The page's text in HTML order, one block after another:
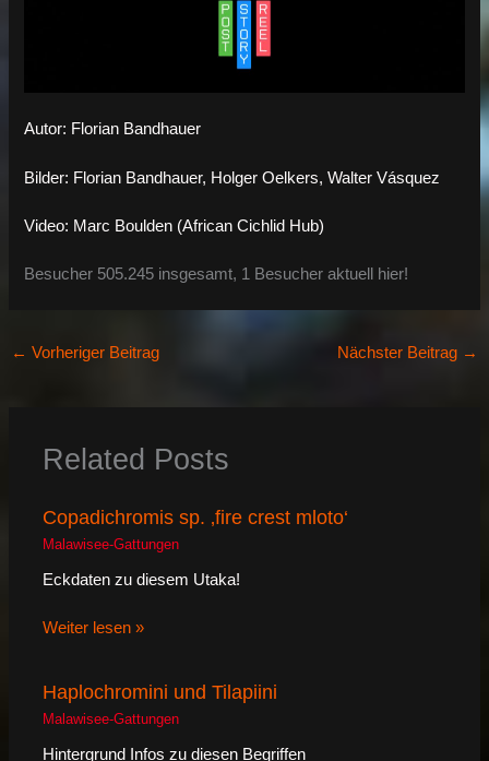
Autor: Florian Bandhauer
Bilder: Florian Bandhauer, Holger Oelkers, Walter Vásquez
Video: Marc Boulden (African Cichlid Hub)
Besucher 505.245 insgesamt, 1 Besucher aktuell hier!
← Vorheriger Beitrag Nächster Beitrag →
Related Posts
Copadichromis sp. ‚fire crest mloto‘
Malawisee-Gattungen
Eckdaten zu diesem Utaka!
Weiter lesen »
Haplochromini und Tilapiini
Malawisee-Gattungen
Hintergrund Infos zu diesen Begriffen